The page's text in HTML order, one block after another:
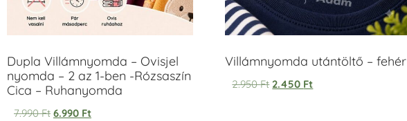
Dupla Villámnyomda – Ovisjel
nyomda – 2 az 1-ben -Rózsaszín
Cica – Ruhanyomda
7.990Ft 6.990 Ft
Villámnyomda utántöltő – fehér
2.950Ft 2.450 Ft